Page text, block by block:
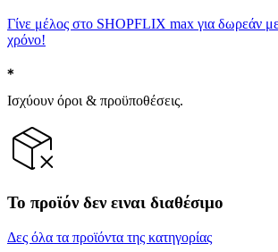
Γίνε μέλος στο SHOPFLIX max για δωρεάν
χρόνο!
Ισχύουν όροι & προϋποθέσεις.
Το προϊόν δεν ειναι διαθέσιμο
Δες όλα τα προϊόντα της κατηγορίας